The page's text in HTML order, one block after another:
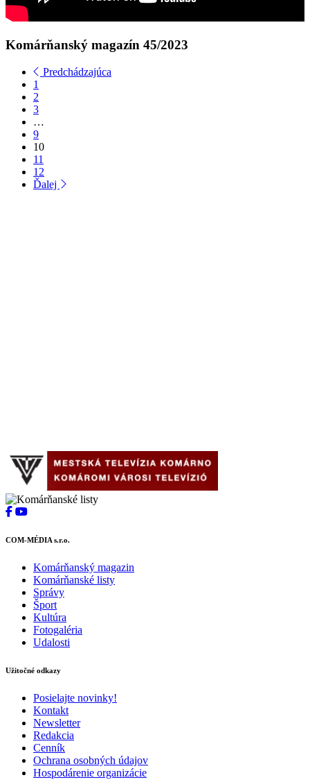
Komárňanský magazín 45/2023
Predchádzajúca
1
2
3
…
9
10
11
12
Ďalej
COM-MÉDIA s.r.o.
Komárňanský magazin
Komárňanské listy
Správy
Šport
Kultúra
Fotogaléria
Udalosti
Užitočné odkazy
Posielajte novinky!
Kontakt
Newsletter
Redakcia
Cenník
Ochrana osobných údajov
Hospodárenie organizácie